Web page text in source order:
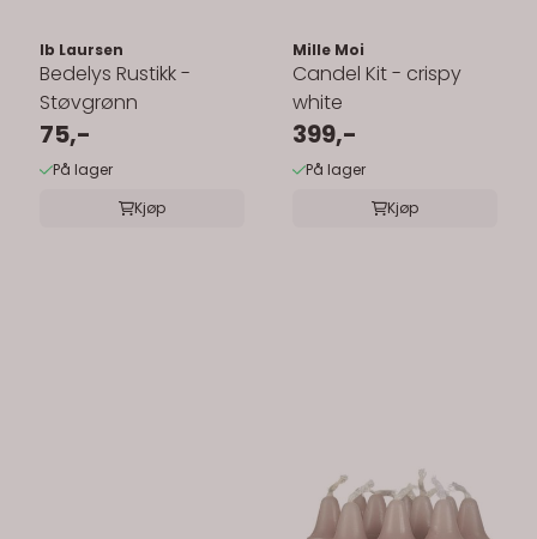
Ib Laursen
Bedelys Rustikk -
Støvgrønn
75,-
På lager
Kjøp
Mille Moi
Candel Kit - crispy
white
399,-
På lager
Kjøp